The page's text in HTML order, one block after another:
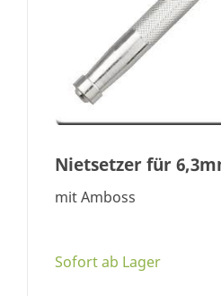
Nietsetzer für
mit Amboss
Sofort ab Lager